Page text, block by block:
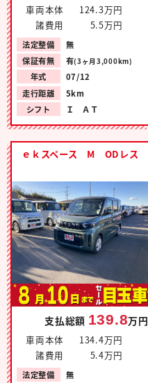
車両本体
124.3万円
諸費用
5.5万円
法定整備
無
保証有無
有(3ヶ月3,000km)
年式
07/12
走行距離
5km
シフト
Ｉ ＡＴ
ｅｋスペース M ODレス
支払総額 139.8万円
車両本体
134.4万円
諸費用
5.4万円
法定整備
無